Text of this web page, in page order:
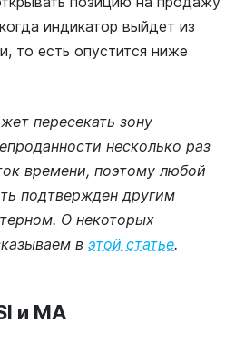
индикатор выйдет из
то есть опустится ниже
пересекать зону
несколько раз
времени, поэтому любой
подтвержден другим
О некоторых
в этой статье.
и MA